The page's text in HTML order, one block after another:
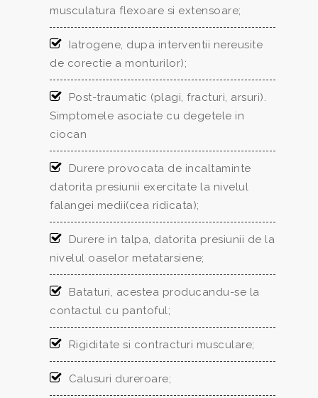
musculatura flexoare si extensoare;
Iatrogene, dupa interventii nereusite
de corectie a monturilor);
Post-traumatic (plagi, fracturi, arsuri).
Simptomele asociate cu degetele in
ciocan
Durere provocata de incaltaminte
datorita presiunii exercitate la nivelul
falangei medii(cea ridicata);
Durere in talpa, datorita presiunii de la
nivelul oaselor metatarsiene;
Bataturi, acestea producandu-se la
contactul cu pantoful;
Rigiditate si contracturi musculare;
Calusuri dureroare;